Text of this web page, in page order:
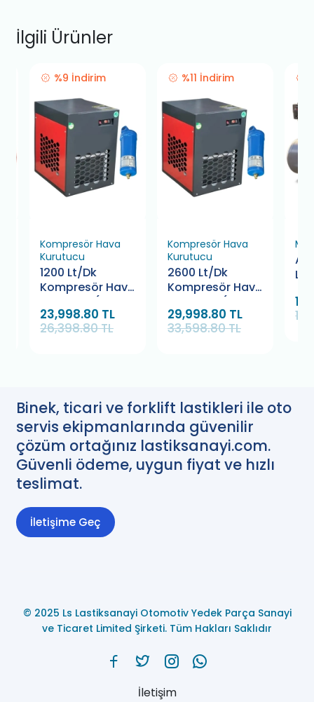
İlgili Ürünler
%9 İndirim
Kompresör Hava
Kurutucu
1200 Lt/Dk
Kompresör Hava
Kurutucu (Filtre
Hediyeli)
23,998.80 TL
26,398.80 TL
%11 İndirim
Kompresör Hava
Kurutucu
2600 Lt/Dk
Kompresör Hava
Kurutucu (Filtre
Hediyeli)
29,998.80 TL
33,598.80 TL
Binek, ticari ve forklift lastikleri ile oto
servis ekipmanlarında güvenilir
çözüm ortağınız lastiksanayi.com.
Güvenli ödeme, uygun fiyat ve hızlı
teslimat.
İletişime Geç
© 2025 Ls Lastiksanayi Otomotiv Yedek Parça Sanayi
ve Ticaret Limited Şirketi. Tüm Hakları Saklıdır
İletişim